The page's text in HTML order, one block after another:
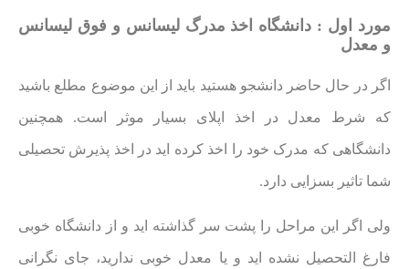
مورد اول : دانشگاه اخذ مدرگ لیسانس و فوق لیسانس
و معدل
اگر در حال حاضر دانشجو هستید باید از این موضوع مطلع باشید
که شرط معدل در اخذ اپلای بسیار موثر است. همچنین
دانشگاهی که مدرک خود را اخذ کرده اید در اخذ پذیرش تحصیلی
شما تاثیر بسزایی دارد.
ولی اگر این مراحل را پشت سر گذاشته اید و از دانشگاه خوبی
فارغ التحصیل نشده اید و یا معدل خوبی ندارید، جای نگرانی